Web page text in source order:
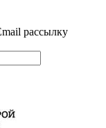
рассылку